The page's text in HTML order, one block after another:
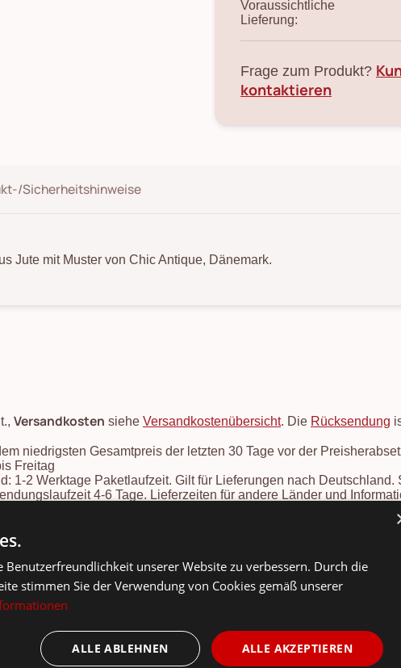
Voraussichtliche
Lieferung:
Frage zum Produkt?
kontaktieren
Sicherheitshinweise
Jute mit Muster von Chic Antique, Dänemark.
Versandkosten siehe Versandkostenübersicht. Die Rücksendung
niedrigsten Gesamtpreis der letzten 30 Tage vor der
Freitag
1-2 Werktage Paketlaufzeit. Gilt für Lieferungen nach
4-6 Tage. Lieferzeiten für andere Länder und
unserer Website zu verbessern. Durch die
stimmen Sie der Verwendung von Cookies gemäß unserer
ALLE AKZEPTIEREN
ALLE ABLEHNEN